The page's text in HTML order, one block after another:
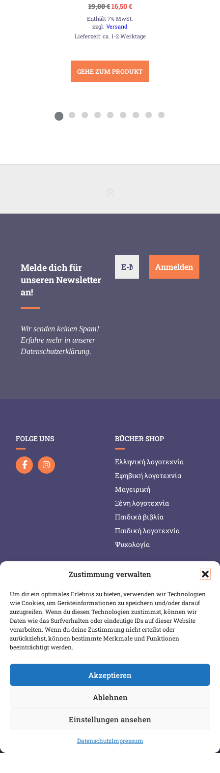
Zustimmung verwalten
Um dir ein optimales Erlebnis zu bieten, verwenden wir Technologien
wie Cookies, um Geräteinformationen zu speichern und/oder darauf
zuzugreifen. Wenn du diesen Technologien zustimmst, können wir
Daten wie das Surfverhalten oder eindeutige IDs auf dieser Website
verarbeiten. Wenn du deine Zustimmung nicht erteilst oder
zurückziehst, können bestimmte Merkmale und Funktionen
beeinträchtigt werden.
Akzeptieren
Ablehnen
Einstellungen ansehen
DatenschutzImpressum
19,00€Ursprünglicher
Preis
war:
19,00 €
16,50€Aktueller
ist:
Enthält 7% MwSt.
zzgl.Versand
Lieferzeit: ca. 1-2 Werktage
GEHE ZUM PRODUKT
Melde dich für
unseren Newsletter
an!
Wir senden keinen Spam!
Erfahre mehr in unserer
Datenschutzerklärung.
FOLGE UNS BÜCHER SHOP
Ελληνική λογοτεχνία
Εφηβική λογοτεχνία
Μαγειρική
Ξένη λογοτεχνία
Παιδικά βιβλία
Παιδική λογοτεχνία
Ψυχολογία
SERVICE & INFOS
Warenkorb
Wunschliste
Mein Konto
Versand & Lieferung
Zahlungsweisen
SICHER BEZAHLEN